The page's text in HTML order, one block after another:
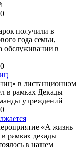
получили в
года семьи,
обслуживании в
в дистанционном
в рамках Декады
учреждений…
«А жизнь
рамках декады
в нашем